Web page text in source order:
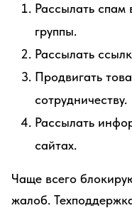
Рассылать
группы.
Рассылать
Продвигать
сотрудничеству.
Рассылать
сайтах.
Чаще всего
жалоб.